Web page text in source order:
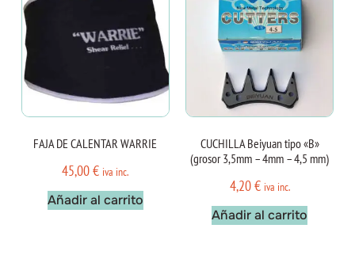
FAJA DE CALENTAR WARRIE
45,00€ iva inc.
Añadir al carrito
CUCHILLA Beiyuan tipo «B»
(grosor 3,5mm – 4mm – 4,5 mm)
4,20€ iva inc.
Añadir al carrito